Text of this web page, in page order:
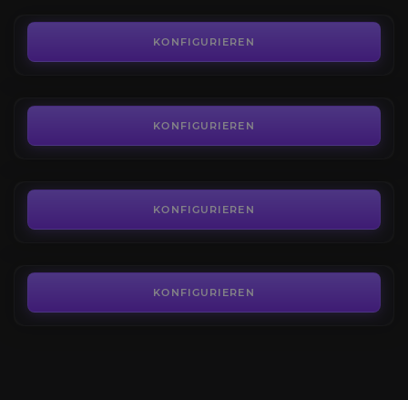
KONFIGURIEREN
Arkadische Kriegsschildkröte
KONFIGURIEREN
KONFIGURIEREN
KONFIGURIEREN